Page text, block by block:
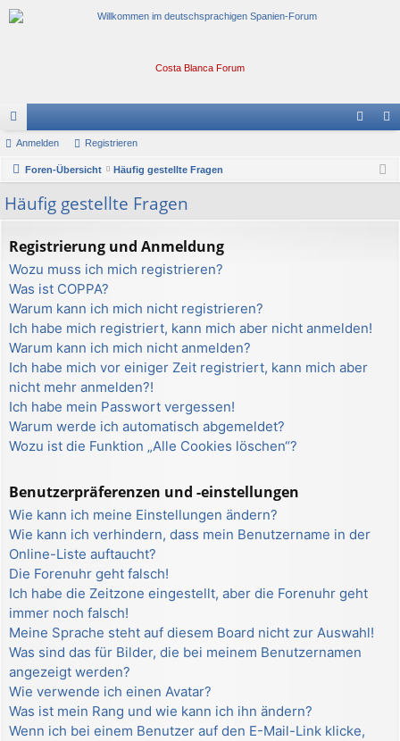
Costa Blanca Forum
or
en ist
Anmelden Registrieren
Foren-Übersicht Häufig gestellte Fragen
Häufig gestellte Fragen
Registrierung und Anmeldung
Wozu muss ich mich registrieren?
Was ist COPPA?
Warum kann ich mich nicht registrieren?
Ich habe mich registriert, kann mich aber nicht anmelden!
Warum kann ich mich nicht anmelden?
Ich habe mich vor einiger Zeit registriert, kann mich aber
nicht mehr anmelden?!
Ich habe mein Passwort vergessen!
Warum werde ich automatisch abgemeldet?
Wozu ist die Funktion „Alle Cookies löschen“?
Benutzerpräferenzen und -einstellungen
Wie kann ich meine Einstellungen ändern?
Wie kann ich verhindern, dass mein Benutzername in der
Online-Liste auftaucht?
Die Forenuhr geht falsch!
Ich habe die Zeitzone eingestellt, aber die Forenuhr geht
immer noch falsch!
Meine Sprache steht auf diesem Board nicht zur Auswahl!
Was sind das für Bilder, die bei meinem Benutzernamen
angezeigt werden?
Wie verwende ich einen Avatar?
Was ist mein Rang und wie kann ich ihn ändern?
Wenn ich bei einem Benutzer auf den E-Mail-Link klicke,